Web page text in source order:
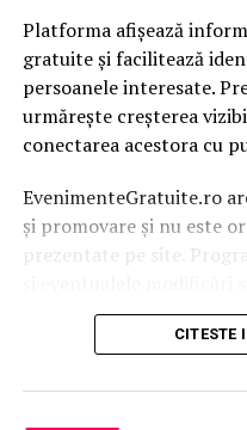
Platforma afișează
gratuite și facilitează
persoanele interesate.
urmărește creșterea
conectarea acestora cu
EvenimenteGratuite.ro
și promovare și nu este
prezentate pe site.
organizatorii fiecărui
înainte de participare.
CITESTE